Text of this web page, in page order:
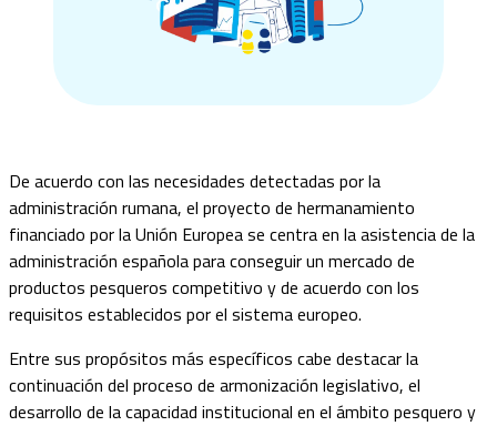
De acuerdo con las necesidades detectadas por la
administración rumana, el proyecto de hermanamiento
financiado por la Unión Europea se centra en la asistencia de la
administración española para conseguir un mercado de
productos pesqueros competitivo y de acuerdo con los
requisitos establecidos por el sistema europeo.
Entre sus propósitos más específicos cabe destacar la
continuación del proceso de armonización legislativo, el
desarrollo de la capacidad institucional en el ámbito pesquero y